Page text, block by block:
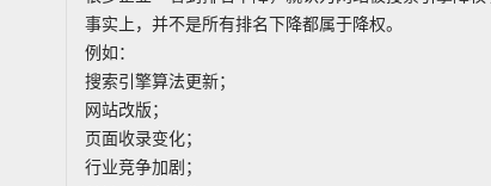
事实上，并不是所有排名下降都属于降权。
例如：
搜索引擎算法更新；
网站改版；
页面收录变化；
行业竞争加剧；